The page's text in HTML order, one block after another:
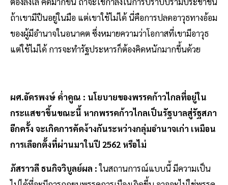
ถ้าเขามีปืนอยู่ในมือ แต่เขาใช้ไม่ได้ นี่คือการปลดอาวุธทางอ้อม
ของผู้มีอำนาจในอนาคต ซึ่งหมายความว่าโอกาสที่เขามีอาวุธ
แต่ใช้ไม่ได้ การจะทำรัฐประหารก็ต้องคิดหนักมากขึ้นด้วย
ผศ.อัครพงษ์ ค่ำคูณ : นโยบายของพรรคก้าวไกลที่อยู่ใน
กระแสขาขึ้นขณะนี้ หากพรรคก้าวไกลเป็นรัฐบาลสู่รัฐสภา
อีกครั้ง จะเกิดการคัดง้างกันระหว่างกลุ่มอำนาจเก่า เหมือน
การเลือกตั้งที่ผ่านมาในปี 2562 หรือไม่
ภัสราวลี ธนกิจวิบูลย์ผล :ในสถานการณ์แบบนี้ มีความเป็น